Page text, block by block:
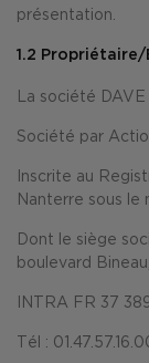
présentation.
1.2
La société DAVE
Société par
Inscrite au
Nanterre sous le
Dont le siège
boulevard Bineau,
INTRA FR 37
Tél :